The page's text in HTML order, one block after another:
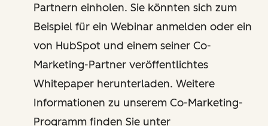
Partnern einholen. Sie könnten sich zum
Beispiel für ein Webinar anmelden oder ein
von HubSpot und einem seiner Co-
Marketing-Partner veröffentlichtes
Whitepaper herunterladen. Weitere
Informationen zu unserem Co-Marketing-
Programm finden Sie unter